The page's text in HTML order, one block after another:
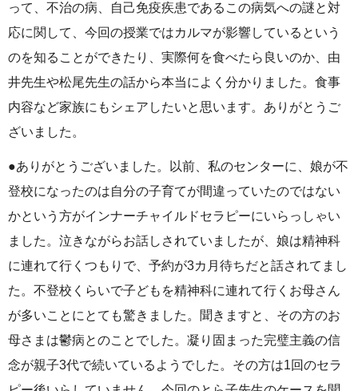
って、不治の病、自己免疫疾患であるこの病気への謎と対
応に関して、今回の授業ではカルマが影響しているという
のを知ることができたり、実際何を食べたら良いのか、由
井先生や松尾先生の話から本当によく分かりました。食事
内容など家族にもシェアしたいと思います。ありがとうご
ざいました。
●ありがとうございました。以前、私のセンターに、娘が不
登校になったのは自分の子育てが間違っていたのではない
かという方がインナーチャイルドセラピーにいらっしゃい
ました。泣きながらお話しされていましたが、娘は精神科
に連れて行くつもりで、予約が3カ月待ちだと話されてまし
た。不登校くらいで子どもを精神科に連れて行くお母さん
が多いことにとても驚きました。聞きますと、その方のお
母さまは鬱病とのことでした。凝り固まった完璧主義の信
念が親子3代で続いているようでした。その方は1回のセラ